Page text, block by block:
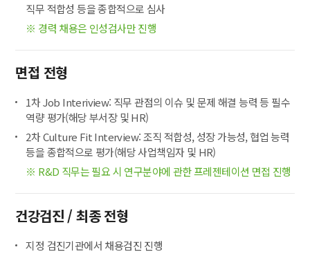
직무 적합성 등을 종합적으로 심사
※ 경력 채용은 인성검사만 진행
면접 전형
1차 Job Interiview: 직무 관점의 이슈 및 문제 해결 능력 등 필수
역량 평가(해당 부서장 및 HR)
2차 Culture Fit Interview: 조직 적합성, 성장 가능성, 협업 능력
등을 종합적으로 평가(해당 사업책임자 및 HR)
※ R&D 직무는 필요 시 연구분야에 관한 프레젠테이션 면접 진행
건강검진 / 최종 전형
지정 검진기관에서 채용검진 진행